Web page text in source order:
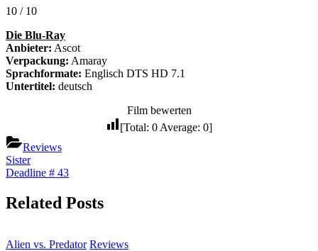
10 / 10
Die Blu-Ray
Anbieter: Ascot
Verpackung: Amaray
Sprachformate: Englisch DTS HD 7.1
Untertitel: deutsch
Film bewerten
[Total: 0 Average: 0]
Reviews
Beitragsnavigation
Previous
Post:
Sister
Next
Deadline # 43
Related Posts
Alien vs. Predator Reviews